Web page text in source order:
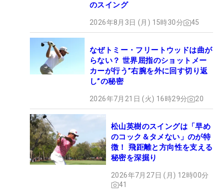
のスイング
2026年8月3日 (月) 15時30分 45
なぜトミー・フリートウッドは曲が
らない？ 世界屈指のショットメー
カーが行う”右腕を外に回す切り返
し”の秘密
2026年7月21日 (火) 16時29分 20
松山英樹のスイングは「早め
のコック＆タメない」のが特
徴！ 飛距離と方向性を支える
秘密を深掘り
2026年7月27日 (月) 12時00分
41